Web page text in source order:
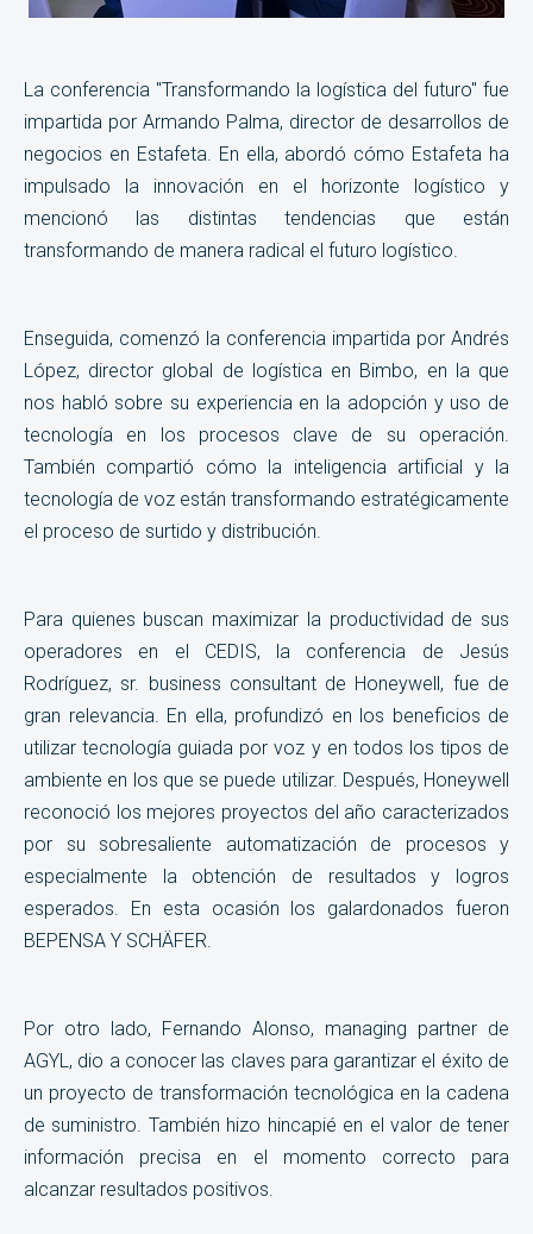
La conferencia "Transformando la logística del futuro" fue
impartida por Armando Palma, director de desarrollos de
negocios en Estafeta. En ella, abordó cómo Estafeta ha
impulsado la innovación en el horizonte logístico y
mencionó las distintas tendencias que están
transformando de manera radical el futuro logístico.
Enseguida, comenzó la conferencia impartida por Andrés
López, director global de logística en Bimbo, en la que
nos habló sobre su experiencia en la adopción y uso de
tecnología en los procesos clave de su operación.
También compartió cómo la inteligencia artificial y la
tecnología de voz están transformando estratégicamente
el proceso de surtido y distribución.
Para quienes buscan maximizar la productividad de sus
operadores en el CEDIS, la conferencia de Jesús
Rodríguez, sr. business consultant de Honeywell, fue de
gran relevancia. En ella, profundizó en los beneficios de
utilizar tecnología guiada por voz y en todos los tipos de
ambiente en los que se puede utilizar. Después, Honeywell
reconoció los mejores proyectos del año caracterizados
por su sobresaliente automatización de procesos y
especialmente la obtención de resultados y logros
esperados. En esta ocasión los galardonados fueron
BEPENSA Y SCHÄFER.
Por otro lado, Fernando Alonso, managing partner de
AGYL, dio a conocer las claves para garantizar el éxito de
un proyecto de transformación tecnológica en la cadena
de suministro. También hizo hincapié en el valor de tener
información precisa en el momento correcto para
alcanzar resultados positivos.